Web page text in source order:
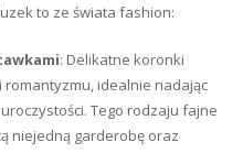
to ze świata fashion:
: Delikatne koronki
idealnie nadając
Tego rodzaju fajne
niejedną garderobę oraz